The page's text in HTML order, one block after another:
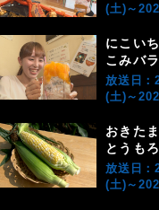
(土)～
にこい
こみバ
放送日：
(土)～
おきた
とうも
放送日：
(土)～